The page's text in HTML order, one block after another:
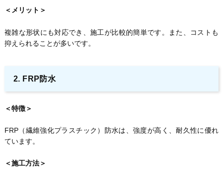
＜メリット＞
複雑な形状にも対応でき、施工が比較的簡単です。また、コストも
抑えられることが多いです。
2. FRP防水
＜特徴＞
FRP（繊維強化プラスチック）防水は、強度が高く、耐久性に優れ
ています。
＜施工方法＞